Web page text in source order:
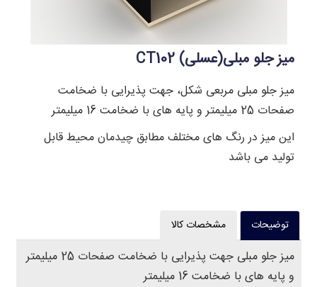
میز جلو مبلی(عسلی) CT102
میز جلو مبلی مربعی شکل، جهت پذیرایی با ضخامت
صفحات 25 میلیمتر و پایه های با ضخامت 16 میلیمتر
این میز در رنگ های مختلف مطابق چیدمان محیط قابل
تولید می باشد
توضیحات مشخصات کالا
میز جلو مبلی جهت پذیرایی با ضخامت صفحات 25 میلیمتر
و پایه های با ضخامت 16 میلیمتر